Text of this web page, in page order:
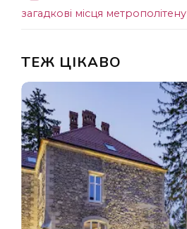
загадкові місця метрополітену
ТЕЖ ЦІКАВО